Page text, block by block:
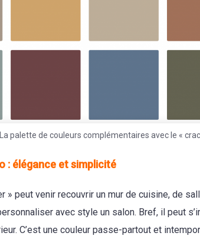
La palette de couleurs complémentaires avec le «
: élégance et simplicité
» peut venir recouvrir un mur de cuisine, de
avec style un salon. Bref, il peut
C’est une couleur passe-partout et